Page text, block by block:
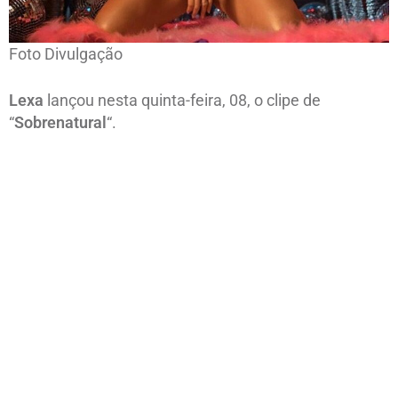
Foto Divulgação
Lexa lançou nesta quinta-feira, 08, o clipe de
“Sobrenatural “.